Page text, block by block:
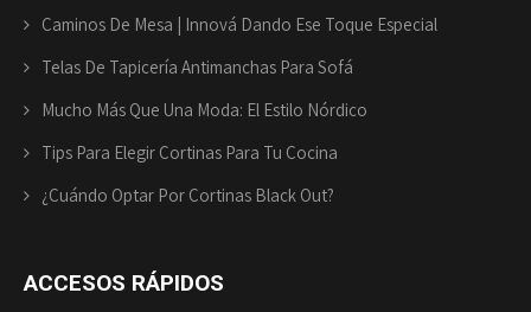
Caminos De Mesa | Innová Dando Ese Toque Especial
Telas De Tapicería Antimanchas Para Sofá
Mucho Más Que Una Moda: El Estilo Nórdico
Tips Para Elegir Cortinas Para Tu Cocina
¿Cuándo Optar Por Cortinas Black Out?
ACCESOS RÁPIDOS